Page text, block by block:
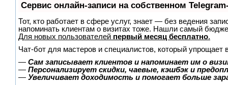
Сервис онлайн-записи на собственном
Тот, кто работает в сфере услуг, знает — без ведения
напоминать клиентам о визитах тоже. Нашли самый
Для новых пользователей первый месяц бесплатно.
Чат-бот для мастеров и специалистов, который упрощает
— Сам записывает клиентов и напоминает им о
— Персонализирует скидки, чаевые, кэшбэк и
— Увеличивает доходимость и помогает больше